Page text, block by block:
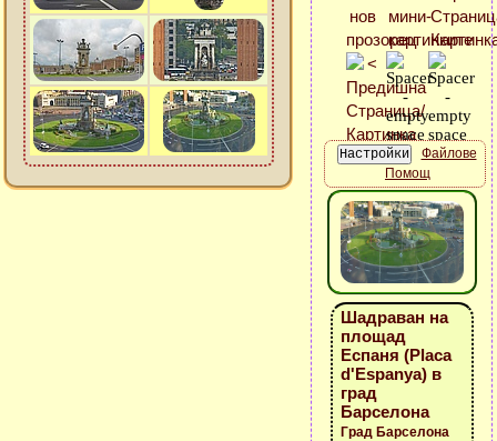
Файлове
Помощ
Шадраван на
площад
Еспаня (Placa
d'Espanya) в
град
Барселона
Град Барселона